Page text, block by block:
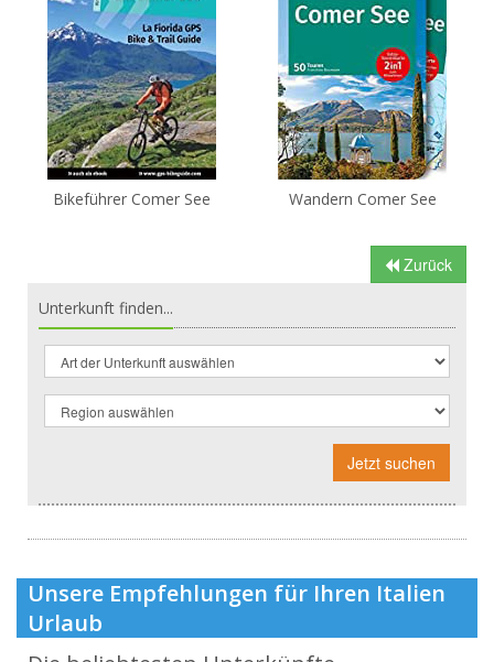
Bikeführer Comer See Wandern Comer See
Zurück
Unterkunft finden...
Jetzt suchen
Unsere Empfehlungen für Ihren Italien
Urlaub